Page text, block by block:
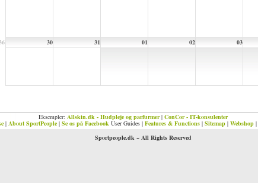
30 31 01 02 03
| About SportPeople| Se os på FacebookUser Guides | Features & Functions| Sitemap| Webshop|
Sportpeople.dk ~ All Rights Reserved
Eksempler: Allskin.dk - Hudpleje og parfurmer| ConCor - IT-konsulenter